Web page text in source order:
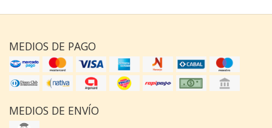
MEDIOS DE PAGO
MEDIOS DE ENVÍO